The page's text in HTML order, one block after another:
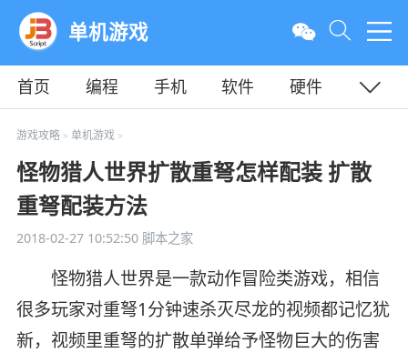
单机游戏
首页 编程 手机 软件
硬件
教程
平面
游戏攻略> 单机游戏>
怪物猎人世界扩散重弩怎样配装 扩散
重弩配装方法
2018-02-27 10:52:50脚本之家
怪物猎人世界是一款动作冒险类游戏，相信
很多玩家对重弩1分钟速杀灭尽龙的视频都记忆犹
新，视频里重弩的扩散单弹给予怪物巨大的伤害